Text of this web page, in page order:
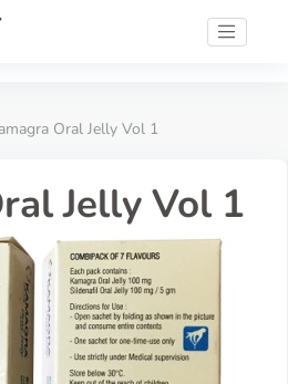
Oral Jelly Vol 1
Jelly Vol 1